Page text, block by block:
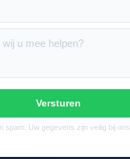
Versturen
spam. Uw gegevens zijn veilig bij ons.